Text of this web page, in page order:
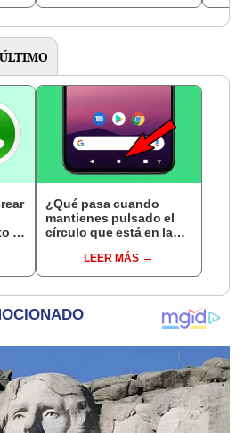
y
¿Qué pasa cuando
mantienes pulsado el
círculo que está en la
LEER MÁS